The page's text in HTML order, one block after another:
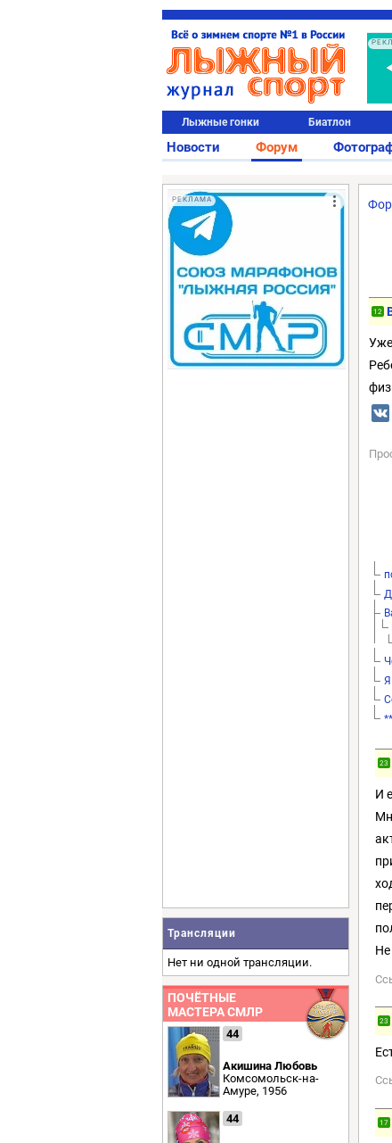
Лыжные гонки Биатлон
Новости Форум
РЕКЛАМА
Трансляции
Нет ни одной трансляции.
ПОЧЁТНЫЕ
МАСТЕРА СМЛР
44
Акишина Любовь
Комсомольск-на-
Амуре, 1956
44
12
Уже
Я
23
И
Не
23
17